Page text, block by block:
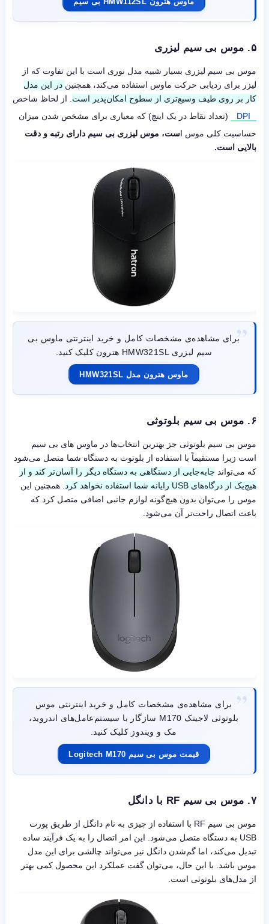
۵. موس بی سیم لیزری
موس بی سیم لیزری بسیار شبیه مدل نوری است با این تفاوت که از
لیزر برای ردیابی حرکت ماوس استفاده می‌کند، همچنین در این مدل
کار بر روی طیف وسیع‌تری از سطوح امکان‌پذیر است . از لحاظ شاخص
DPI
(تعداد نقاط در یک اینچ) که معیاری برای مشخص شدن میزان
حساسیت کلی موس است، موس لیزری بی سیم دارای رتبه و دقت
بالایی است.
برای مشاهده‌ی مشخصات کامل و خرید اینترنتی ماوس بی
سیم لیزری HMW321SL هترون کلیک کنید.
ماوس هترون مدل HMW321SL
۶. موس بی سیم بلوتوثی
موس بی سیم بلوتوثی جز بهترین انتخاب‌ها در ماوس های بی سیم
است زیرا مستقیماً با استفاده از بلوتوث به دستگاه شما متصل می‌شود
که می‌تواند جابه‌جایی از دستگاهی به دستگاه دیگر را آسان‌تر کند و از
هیچ‌یک از درگاه‌های USB رایانه شما استفاده نخواهد کرد
. همچنین این
موس را می‌توان بدون هیچ‌گونه لوازم جانبی اضافی متصل کرد که
باعث اتصال راحت‌تر آن می‌شود.
برای مشاهده‌ی مشخصات کامل و خرید اینترنتی موس
بلوتوثی لاجیتک M170 سازگار با سیستم‌عامل‌های اندروید،
مک و ویندوز کلیک کنید.
قیمت موس بی سیم Logitech M170
۷. موس بی سیم RF با دانگل
موس بی سیم RF با استفاده از چیزی به نام دانگل از طریق پورت
USB به دستگاه متصل می‌شود. این امر اتصال را به یک فرآیند ساده
تبدیل می‌کند، اما گم‌شدن دانگل نیز می‌تواند چالشی برای این مدل
موس باشد. با این حال، می‌توان گفت عملکرد این محصول کمی بهتر
از مدل‌های بلوتوثی است.